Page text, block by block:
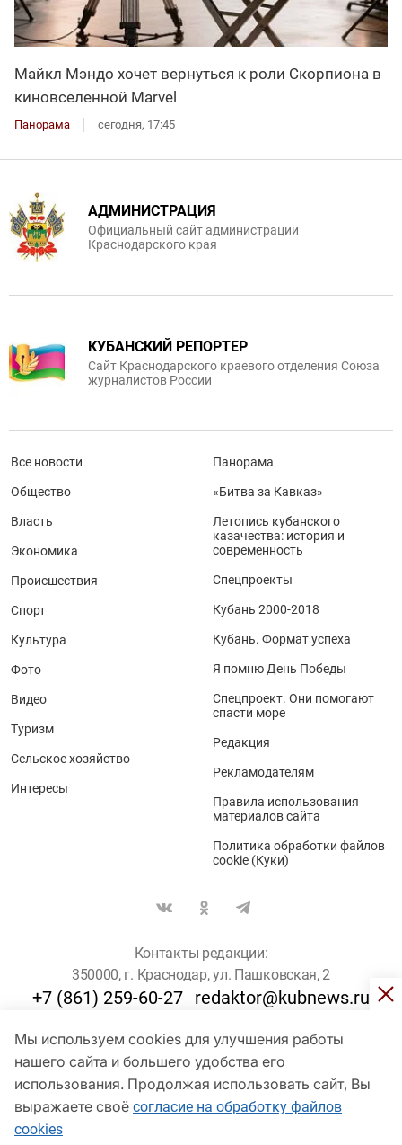
Майкл Мэндо хочет вернуться к роли Скорпиона в
киновселенной Marvel
Панорама сегодня, 17:45
Мы используем cookies для улучшения работы
нашего сайта и большего удобства его
использования. Продолжая использовать сайт, Вы
выражаете своё согласие на обработку файлов
cookies
АДМИНИСТРАЦИЯ
Официальный сайт администрации
Краснодарского края
КУБАНСКИЙ РЕПОРТЕР
Сайт Краснодарского краевого отделения Союза
журналистов России
Все новости
Общество
Власть
Экономика
Происшествия
Спорт
Культура
Фото
Видео
Туризм
Сельское хозяйство
Интересы
Панорама
«Битва за Кавказ»
Летопись кубанского
казачества: история и
современность
Спецпроекты
Кубань 2000-2018
Кубань. Формат успеха
Я помню День Победы
Спецпроект. Они помогают
спасти море
Редакция
Рекламодателям
Правила использования
материалов сайта
Политика обработки файлов
cookie (Куки)
Контакты редакции:
350000, г. Краснодар, ул. Пашковская, 2
+7 (861) 259-60-27 redaktor@kubnews.ru
Для пользователей старше 16 лет
© Кубанские Новости, 2017
Сетевое издание «kubnews» зарегистрировано Федеральной
службой по надзору в сфере связи, информационных технологий
и массовых коммуникаций (Роскомнадзор). Регистрационный